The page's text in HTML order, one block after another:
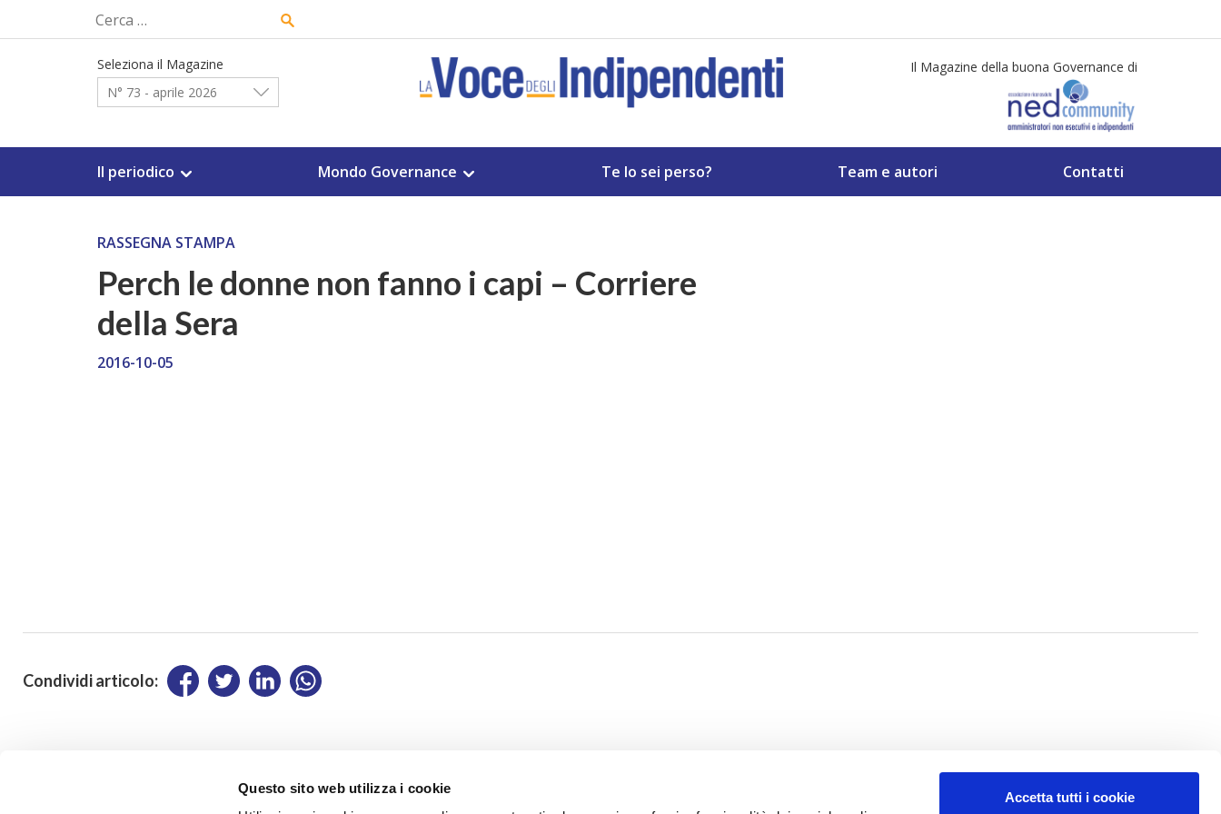
Questo sito web utilizza i cookie
Accetta tutti i cookie
Ricerca
per:
Seleziona il Magazine
N° 73 - aprile 2026
Il Magazine della buona Governance di
Il periodico Mondo Governance Te lo sei perso? Team e autori Contatti
RASSEGNA STAMPA
Perch le donne non fanno i capi – Corriere
della Sera
2016-10-05
Condividi articolo: